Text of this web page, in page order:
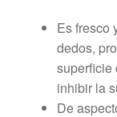
Es fresco
dedos,
superficie
inhibir la
De